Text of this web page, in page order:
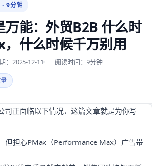
9分钟
能：外贸B2B 什么时
什么时候千万别用
：2025-12-11 阅读时间：9分钟
司正面临以下情况，这篇文章就是为你写
但担心PMax（Performance Max）广告带